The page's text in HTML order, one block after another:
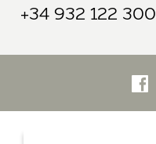
+34 932 122 300